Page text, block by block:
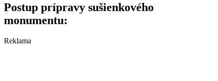
Postup prípravy sušienkového
monumentu:
Reklama